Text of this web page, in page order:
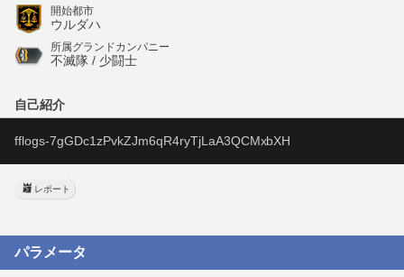
開始都市
ウルダハ
所属グランドカンパニー
不滅隊 / 少闘士
自己紹介
fflogs-7gGDc1zPvkZJm6qR4ryTjLaA3QCMxbXH
レポート
パラメータ